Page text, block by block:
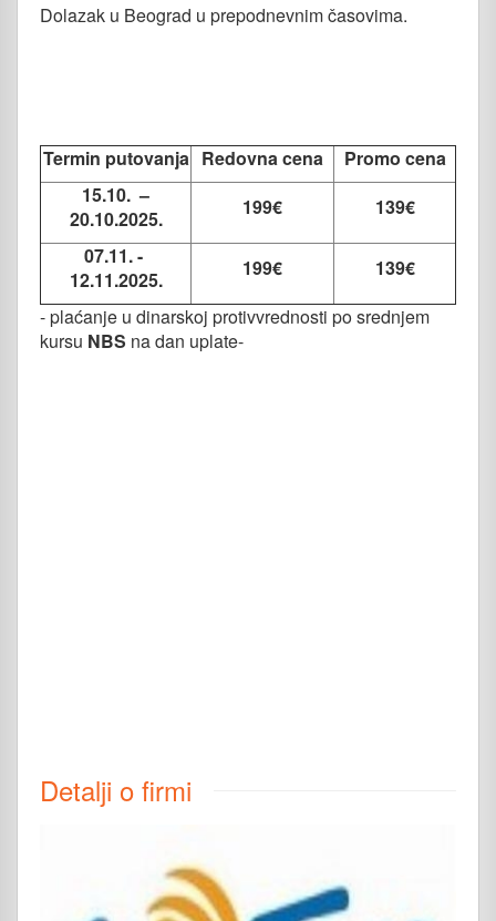
Dolazak u Beograd u prepodnevnim časovima.
Termin putovanja Redovna cena
Promo cena
15.10. –
20.10.2025.
199€ 139€
07.11. -
12.11.2025.
199€ 139€
- plaćanje u dinarskoj protivvrednosti po srednjem
kursu NBS na dan uplate-
Detalji o firmi